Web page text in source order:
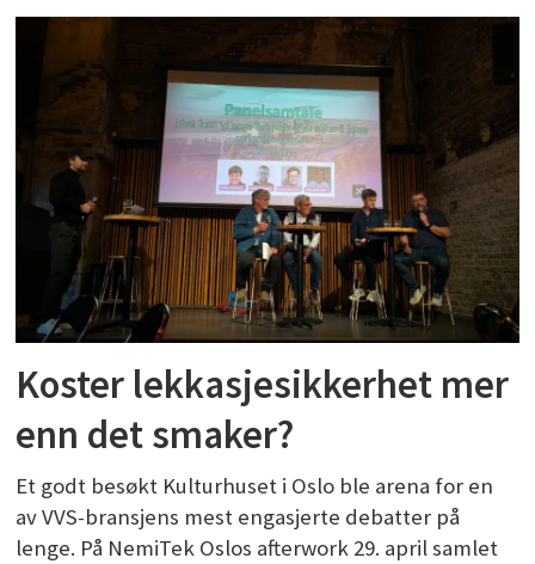
Koster lekkasjesikkerhet mer
enn det smaker?
Et godt besøkt Kulturhuset i Oslo ble arena for en
av VVS-bransjens mest engasjerte debatter på
lenge. På NemiTek Oslos afterwork 29. april samlet